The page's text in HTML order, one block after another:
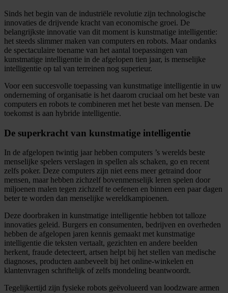
Sinds het begin van de industriële revolutie zijn technologische
innovaties de drijvende kracht van economische groei. De
belangrijkste innovatie van dit moment is kunstmatige intelligentie:
het steeds slimmer maken van computers en robots. Maar ondanks
de spectaculaire toename van het aantal toepassingen van
kunstmatige intelligentie in de afgelopen tien jaar, is menselijke
intelligentie op tal van terreinen nog superieur.
Voor een succesvolle toepassing van kunstmatige intelligentie in uw
onderneming of organisatie is het daarom cruciaal om het beste van
computers en robots te combineren met het beste van mensen. De
toekomst is aan hybride intelligentie.
De superkracht van kunstmatige intelligentie
In de afgelopen twintig jaar hebben computers ’s werelds beste
menselijke spelers verslagen in spellen als schaken, go en recent
zelfs poker. Deze computers zijn niet eens meer getraind door
mensen, maar hebben zichzelf bovenmenselijk leren spelen door
miljoenen malen tegen zichzelf te oefenen en binnen een paar dagen
beter te worden dan menselijke wereldkampioenen.
Deze doorbraken in kunstmatige intelligentie hebben tot talloze
innovaties geleid. Burgers en consumenten, bedrijven en overheden
hebben de afgelopen jaren kennis gemaakt met kunstmatige
intelligentie die teksten vertaalt, gezichten en andere beelden
herkent, fraude detecteert, artsen helpt bij het stellen van medische
diagnoses, producten aanbeveelt bij het online-winkelen en
klantenvragen schriftelijk of zelfs mondeling beantwoordt.
Tegelijkertijd zijn fysieke robots geëvolueerd van loodzware armen